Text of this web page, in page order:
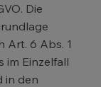
Die
Art. 6 Abs. 1
im Einzelfall
in den